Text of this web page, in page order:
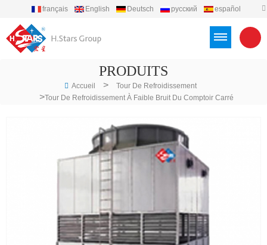
français English Deutsch русский
español
PRODUITS
Accueil > Tour De Refroidissement
>Tour De Refroidissement À Faible Bruit Du Comptoir Carré